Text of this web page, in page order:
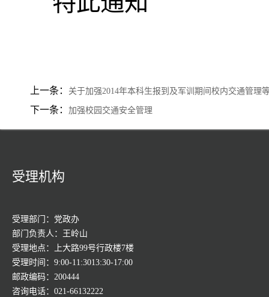
上一条： 关于加强2014年本科生报到及军训期间校内交通管理
下一条： 加强校园交通安全管理
受理机构
受理部门：党政办
部门负责人：王岭山
受理地点：上大路99号行政楼7楼
受理时间：9:00-11:3013:30-17:00
邮政编码：200444
咨询电话：021-66132222